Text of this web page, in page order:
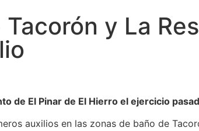
y La
de El Pinar de El Hierro el ejercicio
auxilios en las zonas de baño de